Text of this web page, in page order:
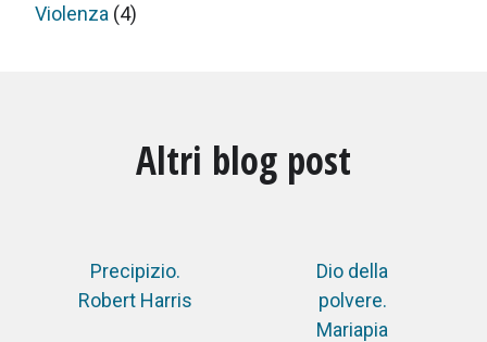
Violenza (4)
Altri blog post
Precipizio.
Robert Harris
Dio della
polvere.
Mariapia